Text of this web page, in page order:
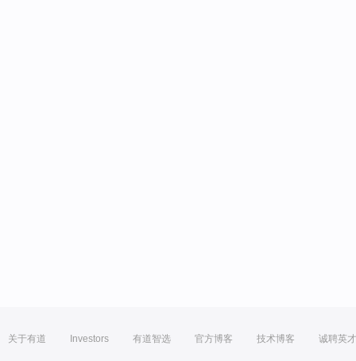
关于有道 Investors 有道智选 官方博客 技术博客 诚聘英才